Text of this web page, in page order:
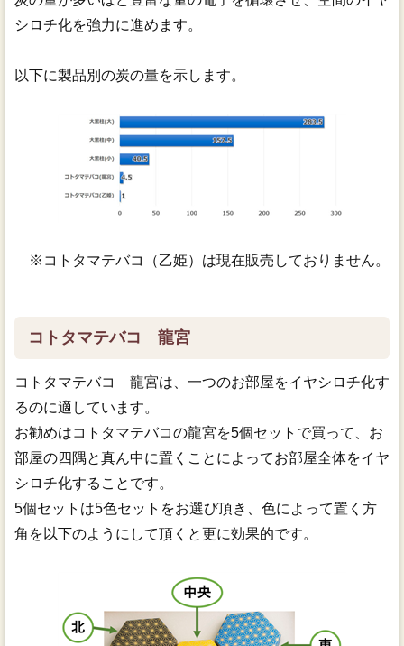
シロチ化を強力に進めます。
以下に製品別の炭の量を示します。
※コトタマテバコ（乙姫）は現在販売しておりません。
コトタマテバコ 龍宮
コトタマテバコ 龍宮は、一つのお部屋をイヤシロチ化す
るのに適しています。
お勧めはコトタマテバコの龍宮を5個セットで買って、お
部屋の四隅と真ん中に置くことによってお部屋全体をイヤ
シロチ化することです。
5個セットは5色セットをお選び頂き、色によって置く方
角を以下のようにして頂くと更に効果的です。